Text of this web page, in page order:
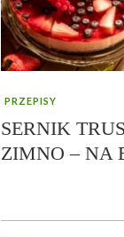
PRZEPISY
SERNIK
ZIMNO – NA